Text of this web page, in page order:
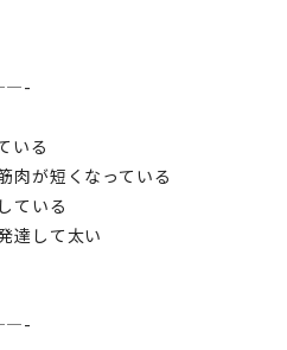
いる
肉が短くなっている
ている
達して太い